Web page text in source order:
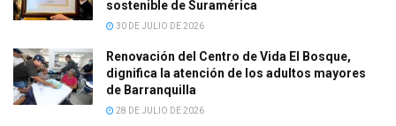
sostenible de Suramérica
30 DE JULIO DE 2026
Renovación del Centro de Vida El Bosque,
dignifica la atención de los adultos mayores
de Barranquilla
28 DE JULIO DE 2026